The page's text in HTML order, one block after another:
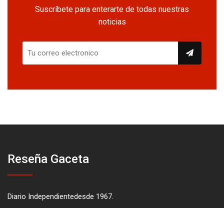
Suscríbete para enterarte de todas nuestras
noticias
Reseña Gaceta
Diario Independientedesde 1967.